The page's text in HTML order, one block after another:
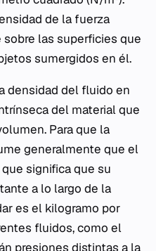
de la fuerza
las superficies que
sumergidos en él.
densidad del fluido en
del material que
Para que la
generalmente que el
significa que su
a lo largo de la
es el kilogramo por
fluidos, como el
presiones distintas a la